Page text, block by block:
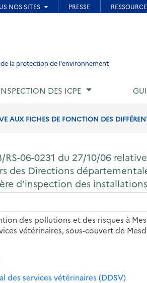
la protection de l'environnement
DES ICPE
AUX FICHES DE FONCTION DES
RS-06-0231 du 27/10/06
des Directions
d’inspection des
des pollutions et des risques à
vétérinaires, sous-couvert de
des services vétérinaires (DDSV)